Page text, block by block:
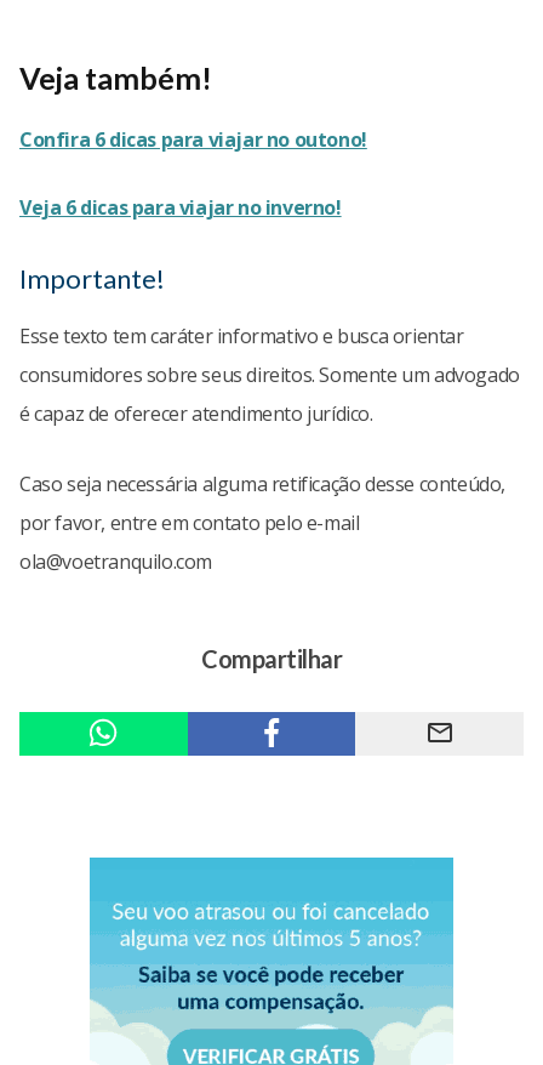
Veja também!
Confira 6 dicas para viajar no outono!
Veja 6 dicas para viajar no inverno!
Importante!
Esse texto tem caráter informativo e busca orientar
consumidores sobre seus direitos. Somente um advogado
é capaz de oferecer atendimento jurídico.
Caso seja necessária alguma retificação desse conteúdo,
por favor, entre em contato pelo e-mail
ola@voetranquilo.com
Compartilhar
mail_outline